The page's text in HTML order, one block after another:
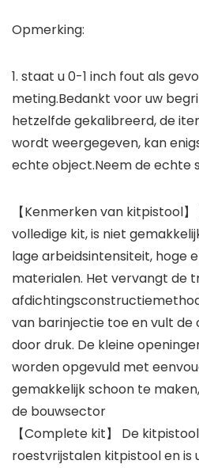
Opmerking:
1. staat u 0-1 inch fout als
meting.Bedankt voor uw
hetzelfde gekalibreerd, de
wordt weergegeven, kan
echte object.Neem de echte
【Kenmerken van kitpistool
volledige kit, is niet
lage arbeidsintensiteit, hoge
materialen. Het vervangt de
van barinjectie toe en vult de
door druk. De kleine
worden opgevuld met
gemakkelijk schoon te
de bouwsector
【Complete kit】 De
roestvrijstalen kitpistool en